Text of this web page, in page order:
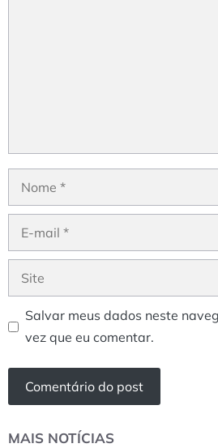
Nome
Site
Salvar meus dados neste
vez que eu comentar.
MAIS NOTÍCIAS